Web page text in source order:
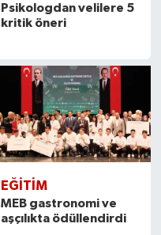
Psikologdan velilere 5
kritik öneri
EĞITIM
MEB gastronomi ve
aşçılıkta ödüllendirdi